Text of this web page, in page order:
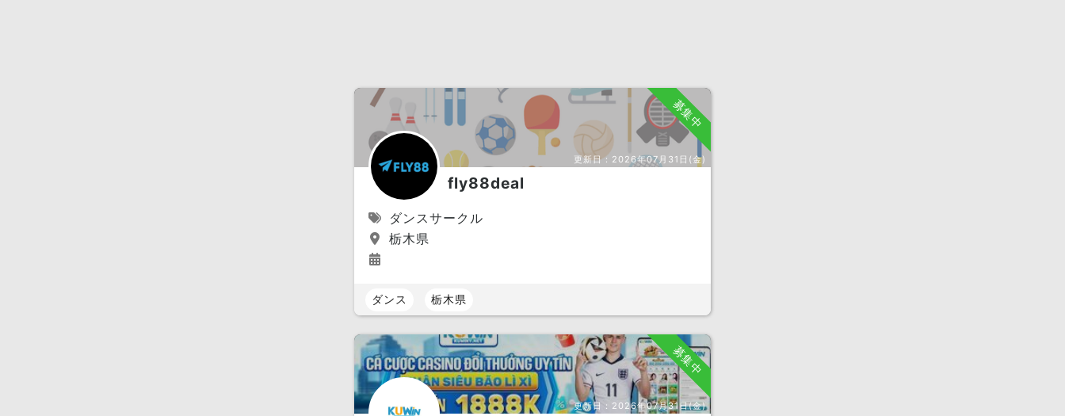
募集中
更新日： 2026年07月31日(金)
fly88deal
ダンスサークル
栃木県
ダンス 栃木県
募集中
更新日： 2026年07月31日(金)